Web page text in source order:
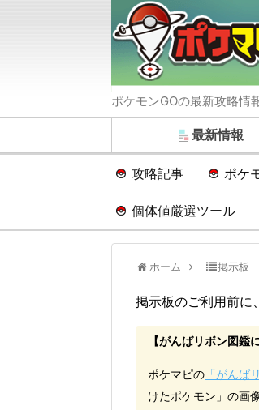
ポケモンGOの最新攻略情
最新情報
攻略記事 ポケ
個体値厳選ツール
ホーム 掲示板
掲示板のご利用前に、
【がんばリボン図鑑
ポケマピの 「がんば
けたポケモン」の画